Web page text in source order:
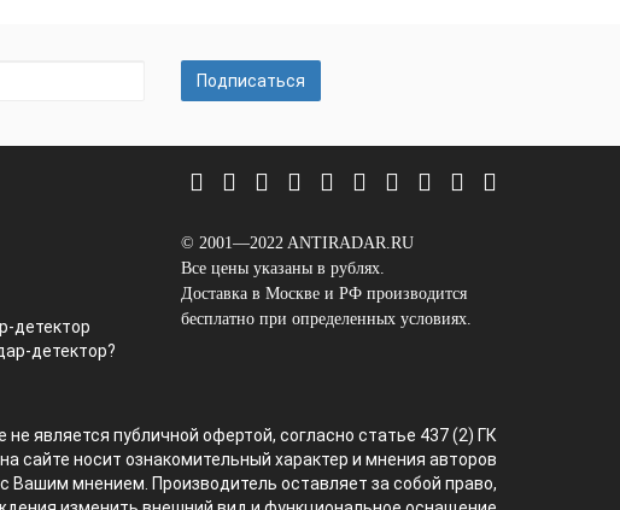
Подписаться
детектор
детектор?
© 2001—2022 ANTIRADAR.RU
Все цены указаны в рублях.
Доставка в Москве и РФ производится
бесплатно при определенных условиях.
является публичной офертой, согласно статье 437 (2) ГК
сайте носит ознакомительный характер и мнения авторов
Вашим мнением. Производитель оставляет за собой право,